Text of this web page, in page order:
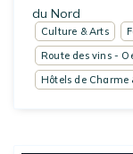
du Nord
Culture & Arts
Route des vins -
Hôtels de Charme